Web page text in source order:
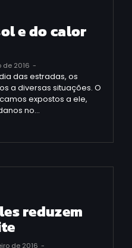
e do calor
de 2016 -
das estradas, os
a diversas situações. O
expostos a ele,
no…
reduzem
de 2016 -